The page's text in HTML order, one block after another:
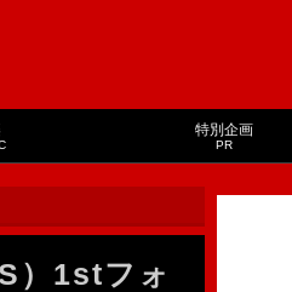
特別企画
PR
）1stフォ